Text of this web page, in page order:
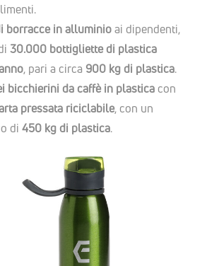
borracce in alluminioai dipendenti,
30.000 bottigliette di plastica
, pari a circa 900 kg di plastica.
bicchierini da caffè in plastica con
pressata riciclabile, con un
di 450 kg di plastica.